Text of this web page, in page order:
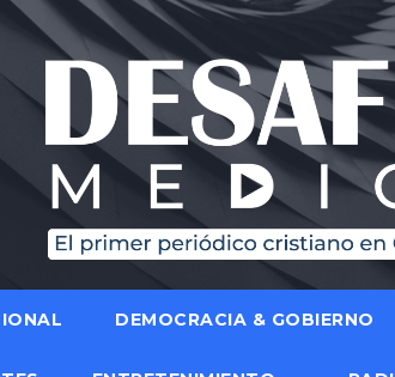
DEMOCRACIA & GOBIERNO